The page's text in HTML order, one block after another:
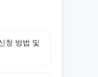
청 방법 및